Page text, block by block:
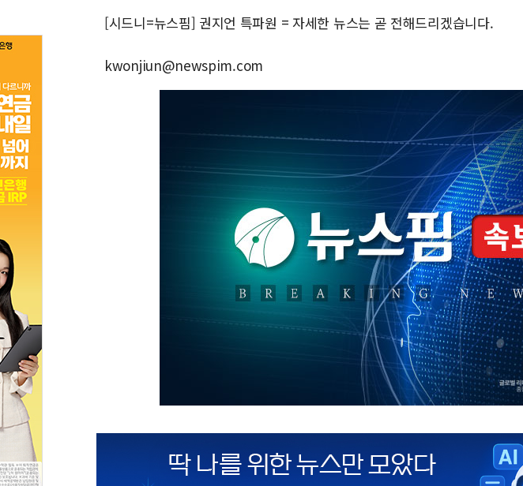
[시드니=뉴스핌] 권지언 특파원 = 자세한 뉴스는 곧 전해드리겠습니다.
kwonjiun@newspim.com